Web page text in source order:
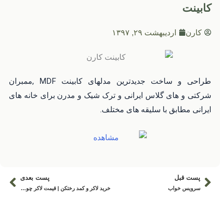
کابینت
کارن اردیبهشت ۲۹, ۱۳۹۷
طراحی و ساخت جدیدترین مدلهای کابینت MDF ,ممبران
شرکتی و های گلاس ایرانی و ترک شیک و مدرن برای خانه های
ایرانی مطابق با سلیقه های مختلف.
قبلیپست قبل
سرویس خواب
پست بعدی
خرید لاکر و کمد رختکن | قیمت لاکر چوبی و ضد آب